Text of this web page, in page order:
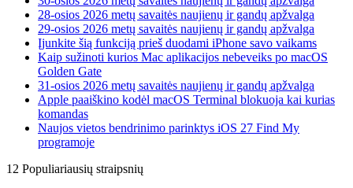
28-osios 2026 metų savaitės naujienų ir gandų apžvalga
29-osios 2026 metų savaitės naujienų ir gandų apžvalga
Įjunkite šią funkciją prieš duodami iPhone savo vaikams
Kaip sužinoti kurios Mac aplikacijos nebeveiks po macOS
Golden Gate
31-osios 2026 metų savaitės naujienų ir gandų apžvalga
Apple paaiškino kodėl macOS Terminal blokuoja kai kurias
komandas
Naujos vietos bendrinimo parinktys iOS 27 Find My
programoje
12 Populiariausių straipsnių